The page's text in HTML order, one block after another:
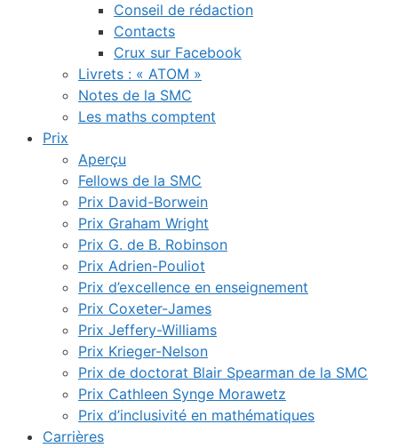
Conseil de rédaction
Contacts
Crux sur Facebook
Livrets : « ATOM »
Notes de la SMC
Les maths comptent
Prix
Aperçu
Fellows de la SMC
Prix David-Borwein
Prix Graham Wright
Prix G. de B. Robinson
Prix Adrien-Pouliot
Prix d’excellence en enseignement
Prix Coxeter-James
Prix Jeffery-Williams
Prix Krieger-Nelson
Prix de doctorat Blair Spearman de la SMC
Prix Cathleen Synge Morawetz
Prix d’inclusivité en mathématiques
Carrières